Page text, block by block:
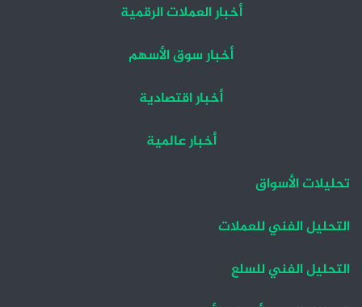
أخبار العملات الرقمية
أخبار سوق الأسهم
أخبار اقتصادية
أخبار عالمية
تحليلات الأسواق
التحليل الفني للعملات
التحليل الفني للسلع